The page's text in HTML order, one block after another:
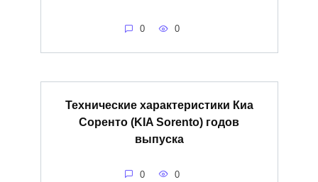
0 0
Технические характеристики Киа
Соренто (KIA Sorento) годов
выпуска
0 0